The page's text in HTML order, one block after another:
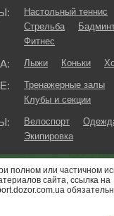
Настольный теннис
Стрельба
Фитнес
Лыжи Коньки
Тренажерные залы
Клубы и секции
Велоспорт
Экипировка
полном или частичном
сайта, ссылка на